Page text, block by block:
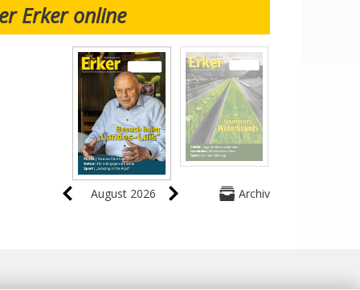
Erker online
August 2026 Archiv